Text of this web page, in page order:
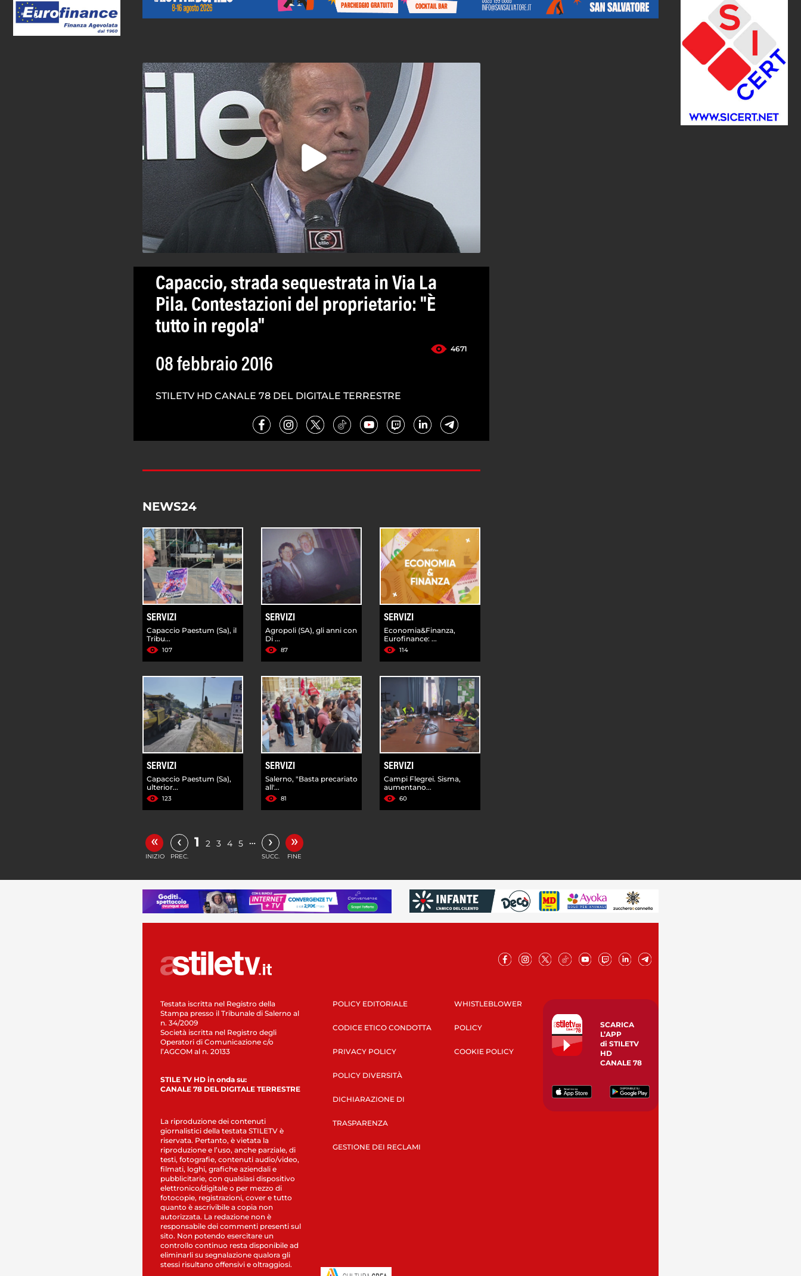
Capaccio, strada sequestrata in Via La
Pila. Contestazioni del proprietario: "È
tutto in regola"
4671
08 febbraio 2016
STILETV HD CANALE 78 DEL DIGITALE TERRESTRE
NEWS24
SERVIZI
Capaccio Paestum (Sa), il
Tribu...
107
SERVIZI
Agropoli (SA), gli anni con
Di ...
87
SERVIZI
Economia&Finanza,
Eurofinance: ...
114
SERVIZI
Capaccio Paestum (Sa),
ulterior...
123
SERVIZI
Salerno, "Basta precariato
all'...
81
SERVIZI
Campi Flegrei. Sisma,
aumentano...
60
«
INIZIO
‹
PREC.
1 2 3 4 5 … ›
SUCC.
»
FINE
Testata iscritta nel Registro della
Stampa presso il Tribunale di Salerno al
n. 34/2009
Società iscritta nel Registro degli
Operatori di Comunicazione c/o
l’AGCOM al n. 20133
STILE TV HD in onda su:
CANALE 78 DEL DIGITALE TERRESTRE
La riproduzione dei contenuti
giornalistici della testata STILETV è
riservata. Pertanto, è vietata la
riproduzione e l’uso, anche parziale, di
testi, fotografie, contenuti audio/video,
filmati, loghi, grafiche aziendali e
pubblicitarie, con qualsiasi dispositivo
elettronico/digitale o per mezzo di
fotocopie, registrazioni, cover e tutto
quanto è ascrivibile a copia non
autorizzata. La redazione non è
responsabile dei commenti presenti sul
sito. Non potendo esercitare un
controllo continuo resta disponibile ad
eliminarli su segnalazione qualora gli
stessi risultano offensivi e oltraggiosi.
POLICY EDITORIALE
CODICE ETICO CONDOTTA
PRIVACY POLICY
POLICY DIVERSITÀ
DICHIARAZIONE DI
TRASPARENZA
GESTIONE DEI RECLAMI
WHISTLEBLOWER
POLICY
COOKIE POLICY
SCARICA
L’APP
di STILETV
HD
CANALE 78